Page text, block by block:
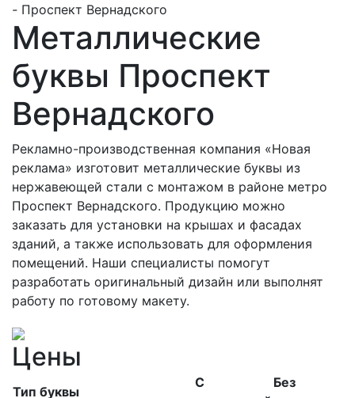
- Проспект Вернадского
Металлические
буквы Проспект
Вернадского
Рекламно-производственная компания «Новая
реклама» изготовит металлические буквы из
нержавеющей стали с монтажом в районе метро
Проспект Вернадского. Продукцию можно
заказать для установки на крышах и фасадах
зданий, а также использовать для оформления
помещений. Наши специалисты помогут
разработать оригинальный дизайн или выполнят
работу по готовому макету.
Цены
Тип буквы
С
Без